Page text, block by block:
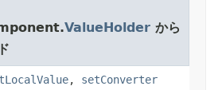
ValueHolder から
, setConverter